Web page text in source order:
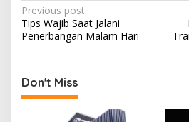
Post
navigation
Previous post
Tips Wajib Saat Jalani
Penerbangan Malam Hari
Don't Miss